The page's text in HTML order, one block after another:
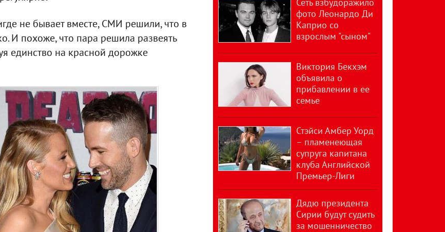
не бывает вместе, СМИ решили, что в
И похоже, что пара решила развеять
единство на красной дорожке
фото Леонардо Ди
Каприо со
взрослым "сыном"
Виктория Бекхэм
объявила о
прибавлении в ее
семье
Стэйси Амбер Уорд
– пламенеющая
супруга капитана
клуба Английской
Премьер-Лиги
Дядю президента
Сирии будут судить
за мошенничество